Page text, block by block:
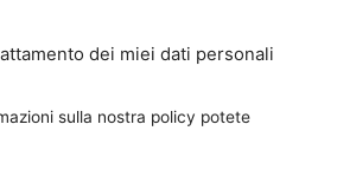
dei miei dati personali
sulla nostra policy potete